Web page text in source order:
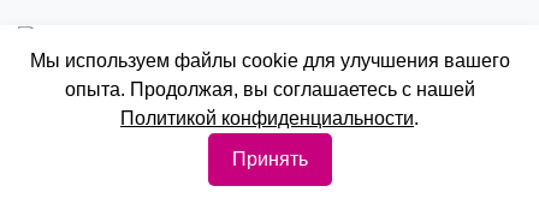
Санатории Алтая
Лечебный профиль санаториев Алтая - органы
дыхания, зрение, ЖКТ, сердечно-сосудистая
Мы используем файлы cookie для улучшения вашего
опыта. Продолжая, вы соглашаетесь с нашей
Политикой конфиденциальности.
Принять